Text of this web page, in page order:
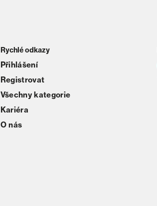
Rychlé odkazy
Přihlášení
Registrovat
Všechny kategorie
Kariéra
O nás